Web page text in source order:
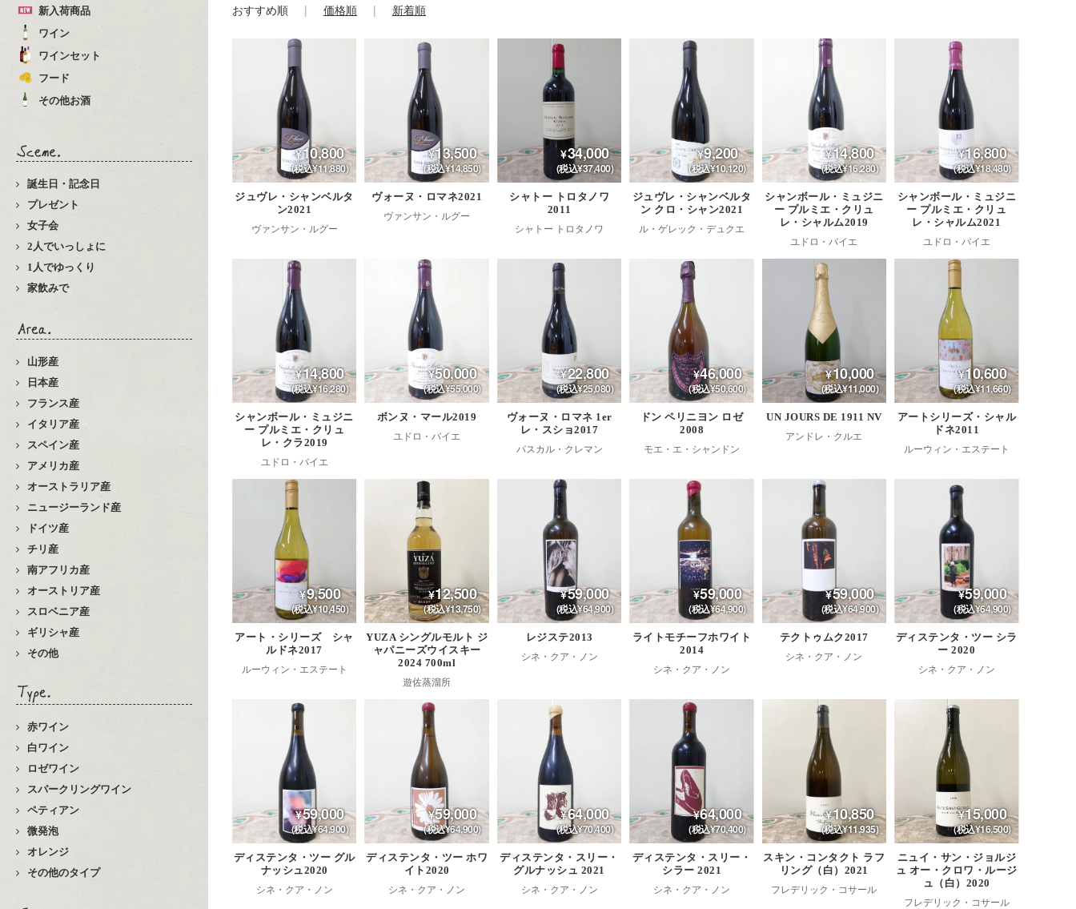
新入荷商品
ワイン
ワインセット
フード
その他お酒
誕生日・記念日
プレゼント
女子会
2人でいっしょに
1人でゆっくり
家飲みで
山形産
日本産
フランス産
イタリア産
スペイン産
アメリカ産
オーストラリア産
ニュージーランド産
ドイツ産
チリ産
南アフリカ産
オーストリア産
スロベニア産
ギリシャ産
その他
赤ワイン
白ワイン
ロゼワイン
スパークリングワイン
ペティアン
微発泡
オレンジ
その他のタイプ
おすすめ順 価格順 新着順
10,800
(税込¥11,880)
ジュヴレ・シャンベルタ
ン2021
ヴァンサン・ルグー
13,500
(税込¥14,850)
ヴォーヌ・ロマネ2021
ヴァンサン・ルグー
34,000
(税込¥37,400)
シャトー トロタノワ
2011
シャトー トロタノワ
9,200
(税込¥10,120)
ジュヴレ・シャンベルタ
ン クロ・シャン2021
ル・ゲレック・デュクエ
14,800
(税込¥16,280)
シャンボール・ミュジニ
ー プルミエ・クリュ
レ・シャルム2019
ユドロ・バイエ
16,800
(税込¥18,480)
シャンボール・ミュジニ
ー プルミエ・クリュ
レ・シャルム2021
ユドロ・バイエ
14,800
(税込¥16,280)
シャンボール・ミュジニ
ー プルミエ・クリュ
レ・クラ2019
ユドロ・バイエ
50,000
(税込¥55,000)
ボンヌ・マール2019
ユドロ・バイエ
22,800
(税込¥25,080)
ヴォーヌ・ロマネ 1er
レ・スショ2017
パスカル・クレマン
46,000
(税込¥50,600)
ドン ペリニヨン ロゼ
2008
モエ・エ・シャンドン
10,000
(税込¥11,000)
UN JOURS DE 1911 NV
アンドレ・クルエ
10,600
(税込¥11,660)
アートシリーズ・シャル
ドネ2011
ルーウィン・エステート
9,500
(税込¥10,450)
アート・シリーズ シャ
ルドネ2017
ルーウィン・エステート
12,500
(税込¥13,750)
YUZA シングルモルト ジ
ャパニーズウイスキー
2024 700ml
遊佐蒸溜所
59,000
(税込¥64,900)
レジステ2013
シネ・クア・ノン
59,000
(税込¥64,900)
ライトモチーフホワイト
2014
シネ・クア・ノン
59,000
(税込¥64,900)
テクトゥムク2017
シネ・クア・ノン
59,000
(税込¥64,900)
ディステンタ・ツー シラ
ー 2020
シネ・クア・ノン
59,000
(税込¥64,900)
ディステンタ・ツー グル
ナッシュ2020
シネ・クア・ノン
59,000
(税込¥64,900)
ディステンタ・ツー ホワ
イト2020
シネ・クア・ノン
64,000
(税込¥70,400)
ディステンタ・スリー・
グルナッシュ 2021
シネ・クア・ノン
64,000
(税込¥70,400)
ディステンタ・スリー・
シラー 2021
シネ・クア・ノン
10,850
(税込¥11,935)
スキン・コンタクト ラフ
リング（白）2021
フレデリック・コサール
15,000
(税込¥16,500)
ニュイ・サン・ジョルジ
ュ オー・クロワ・ルージ
ュ（白）2020
フレデリック・コサール